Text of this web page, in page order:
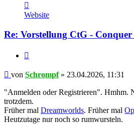
von
Schrompf
Website
Re: Vorstellung CtG -
Beitrag
von Schrompf» 23.04.2026, 11:31
"Anmelden oder Registrieren". Hmhm.
trotzdem.
Früher mal Dreamworlds. Früher mal
Heutzutage nur noch so rumwursteln.